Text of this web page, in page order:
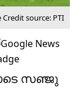
Credit source: PTI
സഞ്ജു